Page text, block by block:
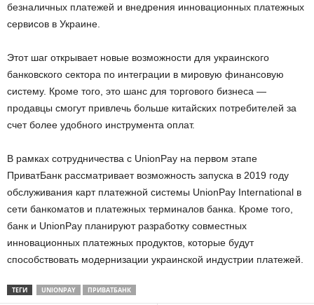
безналичных платежей и внедрения инновационных платежных
сервисов в Украине.
Этот шаг открывает новые возможности для украинского
банковского сектора по интеграции в мировую финансовую
систему. Кроме того, это шанс для торгового бизнеса —
продавцы смогут привлечь больше китайских потребителей за
счет более удобного инструмента оплат.
В рамках сотрудничества с UnionPay на первом этапе
ПриватБанк рассматривает возможность запуска в 2019 году
обслуживания карт платежной системы UnionPay International в
сети банкоматов и платежных терминалов банка. Кроме того,
банк и UnionPay планируют разработку совместных
инновационных платежных продуктов, которые будут
способствовать модернизации украинской индустрии платежей.
ТЕГИ UNIONPAY ПРИВАТБАНК